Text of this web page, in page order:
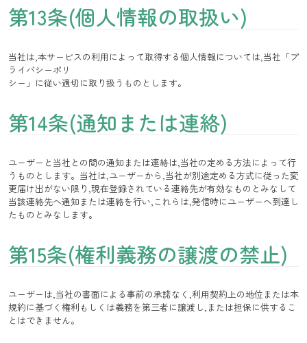
第13条(個人情報の取扱い)
当社は,本サービスの利用によって取得する個人情報については,当社「プ
ライバシーポリ
シー」に従い適切に取り扱うものとします。
第14条(通知または連絡)
ユーザーと当社との間の通知または連絡は,当社の定める方法によって行
うものとします。当社は,ユーザーから,当社が別途定める方式に従った変
更届け出がない限り,現在登録されている連絡先が有効なものとみなして
当該連絡先へ通知または連絡を行い,これらは,発信時にユーザーへ到達し
たものとみなします。
第15条(権利義務の譲渡の禁止)
ユーザーは,当社の書面による事前の承諾なく,利用契約上の地位または本
規約に基づく権利もしくは義務を第三者に譲渡し,または担保に供するこ
とはできません。